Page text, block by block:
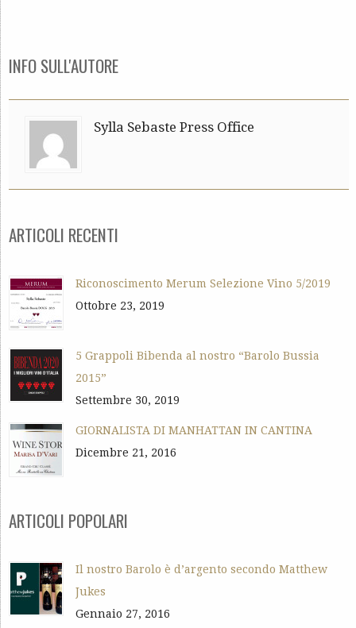
INFO SULL'AUTORE
Sylla Sebaste Press Office
ARTICOLI RECENTI
Riconoscimento Merum Selezione Vino 5/2019
Ottobre 23, 2019
5 Grappoli Bibenda al nostro “Barolo Bussia
2015”
Settembre 30, 2019
GIORNALISTA DI MANHATTAN IN CANTINA
Dicembre 21, 2016
ARTICOLI POPOLARI
Il nostro Barolo è d’argento secondo Matthew
Jukes
Gennaio 27, 2016